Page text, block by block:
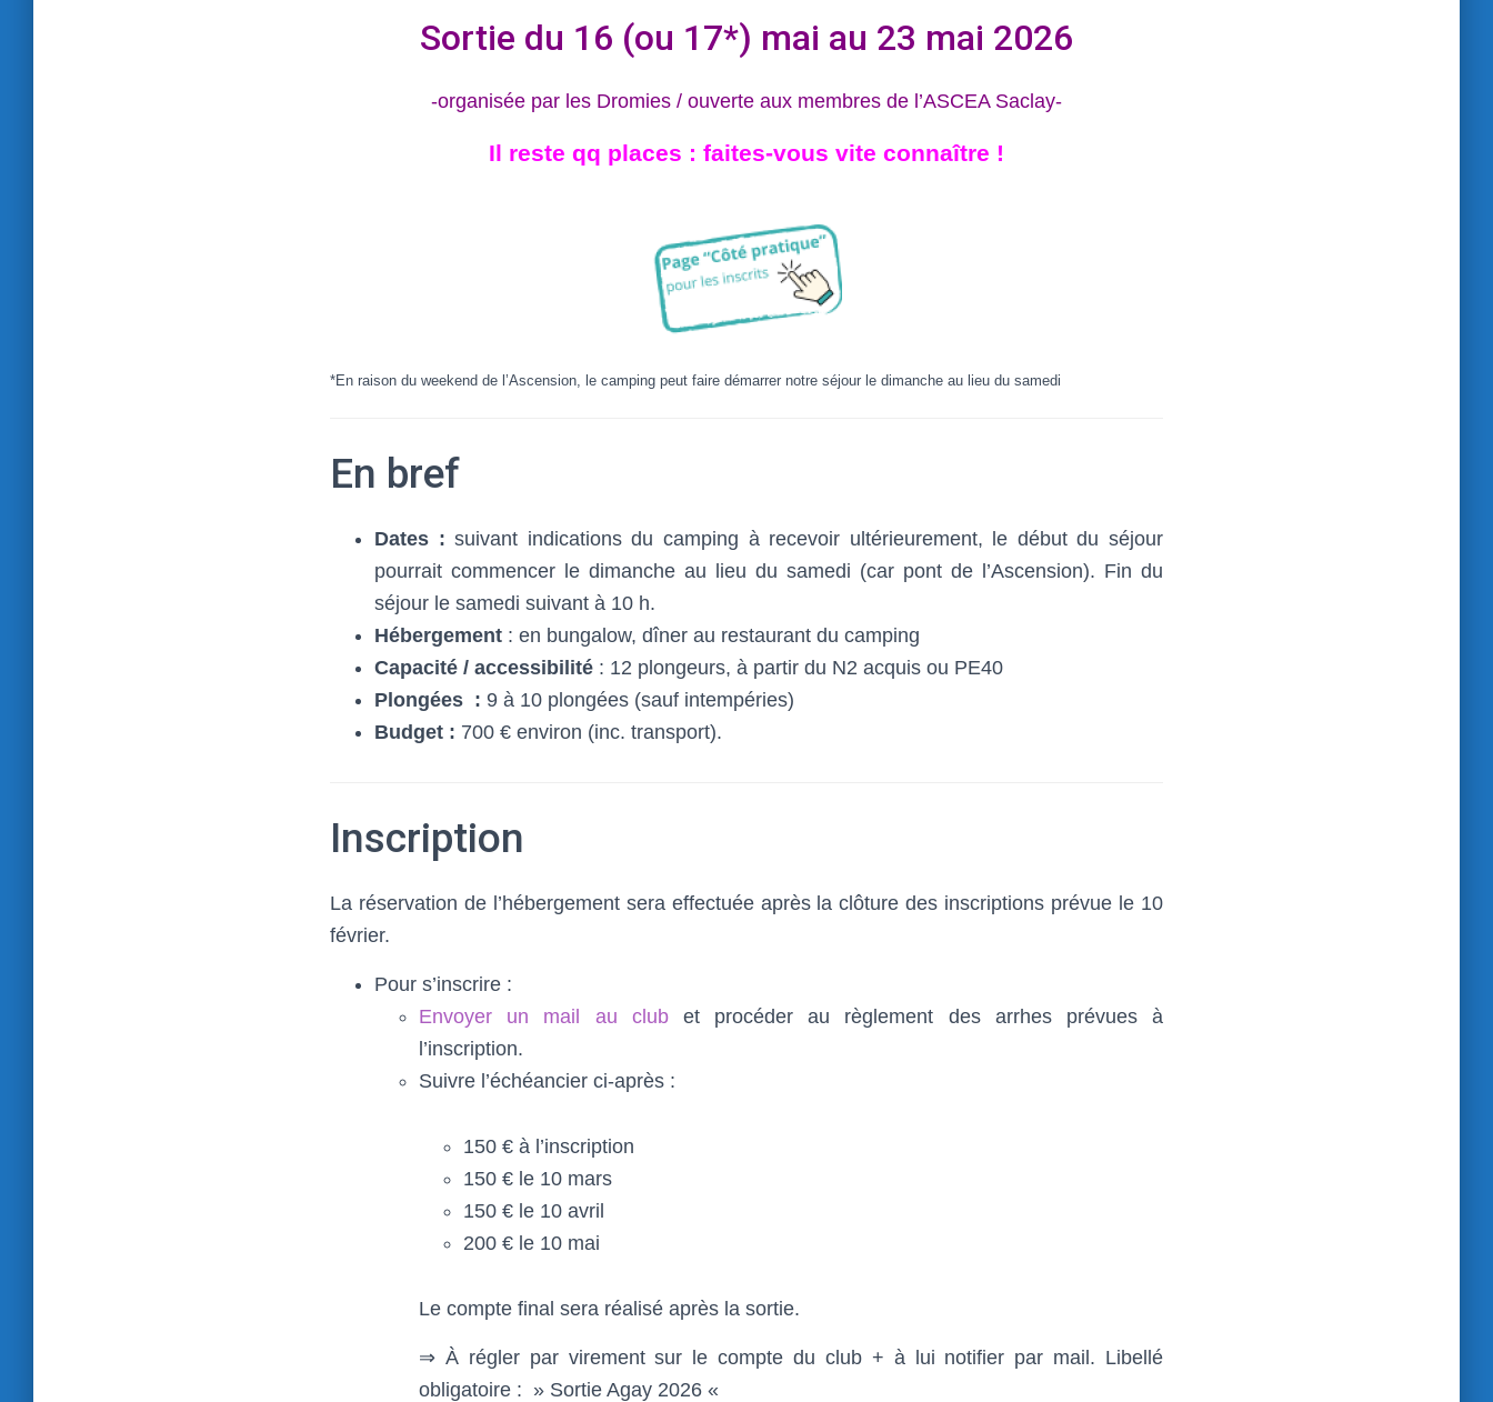
Sortie du 16 (ou 17*) mai au 23 mai 2026
-organisée par les Dromies / ouverte aux membres de l’ASCEA Saclay-
Il reste qq places : faites-vous vite connaître !
*En raison du weekend de l’Ascension, le camping peut faire démarrer notre séjour le dimanche au lieu du samedi
En bref
Dates : suivant indications du camping à recevoir ultérieurement, le début du séjour
pourrait commencer le dimanche au lieu du samedi (car pont de l’Ascension). Fin du
séjour le samedi suivant à 10 h.
Hébergement : en bungalow, dîner au restaurant du camping
Capacité / accessibilité : 12 plongeurs, à partir du N2 acquis ou PE40
Plongées : 9 à 10 plongées (sauf intempéries)
Budget : 700 € environ (inc. transport).
Inscription
La réservation de l’hébergement sera effectuée après la clôture des inscriptions prévue le 10
février.
Pour s’inscrire :
Envoyer un mail au clubet procéder au règlement des arrhes prévues à
l’inscription.
Suivre l’échéancier ci-après :
150 € à l’inscription
150 € le 10 mars
150 € le 10 avril
200 € le 10 mai
Le compte final sera réalisé après la sortie.
⇒ À régler par virement sur le compte du club + à lui notifier par mail. Libellé
obligatoire : » Sortie Agay 2026 «